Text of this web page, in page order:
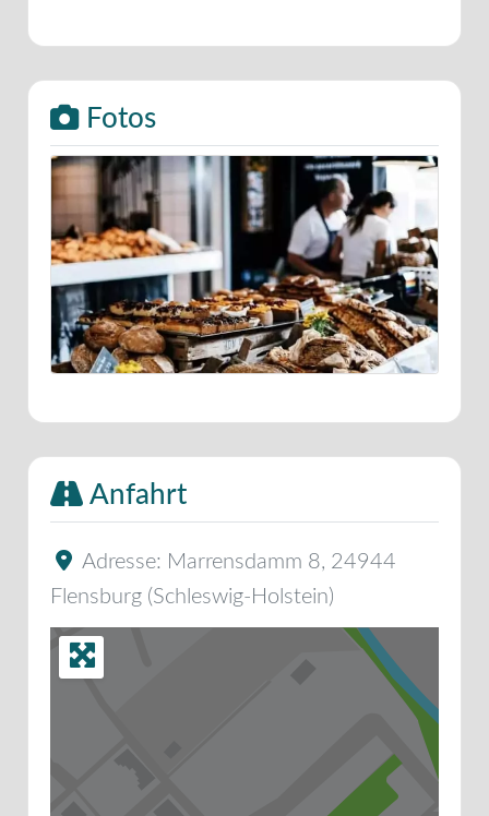
Fotos
Anfahrt
Adresse: Marrensdamm 8, 24944
Flensburg (Schleswig-Holstein)